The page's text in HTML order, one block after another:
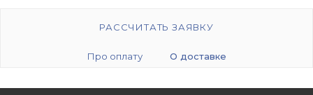
РАССЧИТАТЬ ЗАЯВКУ
Про оплату О доставке